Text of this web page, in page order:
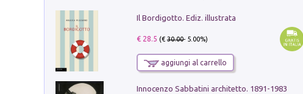
Il Bordigotto. Ediz. illustrata
€ 28.5 (€30.00- 5.00%)
aggiungi al carrello
Innocenzo Sabbatini architetto. 1891-1983